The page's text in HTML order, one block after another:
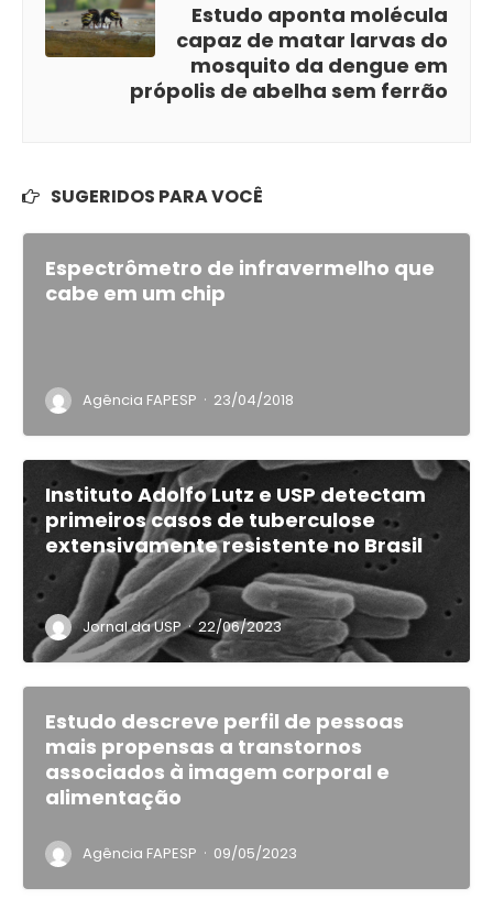
Estudo aponta molécula
capaz de matar larvas do
mosquito da dengue em
própolis de abelha sem ferrão
SUGERIDOS PARA VOCÊ
Espectrômetro de infravermelho que
cabe em um chip
Agência FAPESP · 23/04/2018
Instituto Adolfo Lutz e USP detectam
primeiros casos de tuberculose
extensivamente resistente no Brasil
Jornal da USP · 22/06/2023
Estudo descreve perfil de pessoas
mais propensas a transtornos
associados à imagem corporal e
alimentação
Agência FAPESP · 09/05/2023